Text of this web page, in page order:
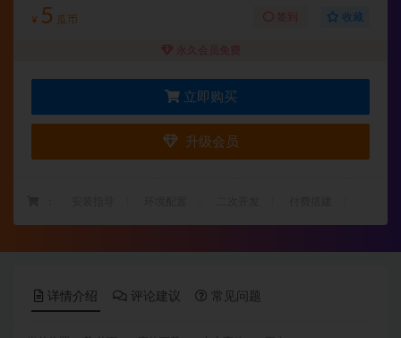
¥ 5 瓜币 签到 收藏
永久会员免费
立即购买
升级会员
详情介绍 评论建议 常见问题